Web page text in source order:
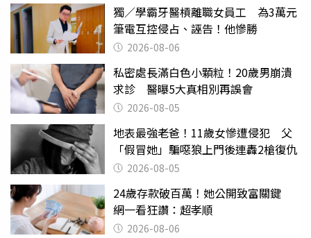
獨／學霸牙醫槓離職女員工 為3萬元
筆電互控侵占、誣告！他慘勝
2026-08-06
私密處長滿白色小顆粒！20歲男崩潰
求診 醫曝5大真相別再誤會
2026-08-05
地表最強老爸！11歲女慘遭侵犯 父
「假冒她」騙噁狼上門後連轟2槍復仇
2026-08-05
24歲存款破百萬！她公開致富關鍵
網一看狂讚：超孝順
2026-08-06